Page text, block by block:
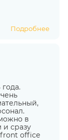
Подробнее
в
и сразу
office